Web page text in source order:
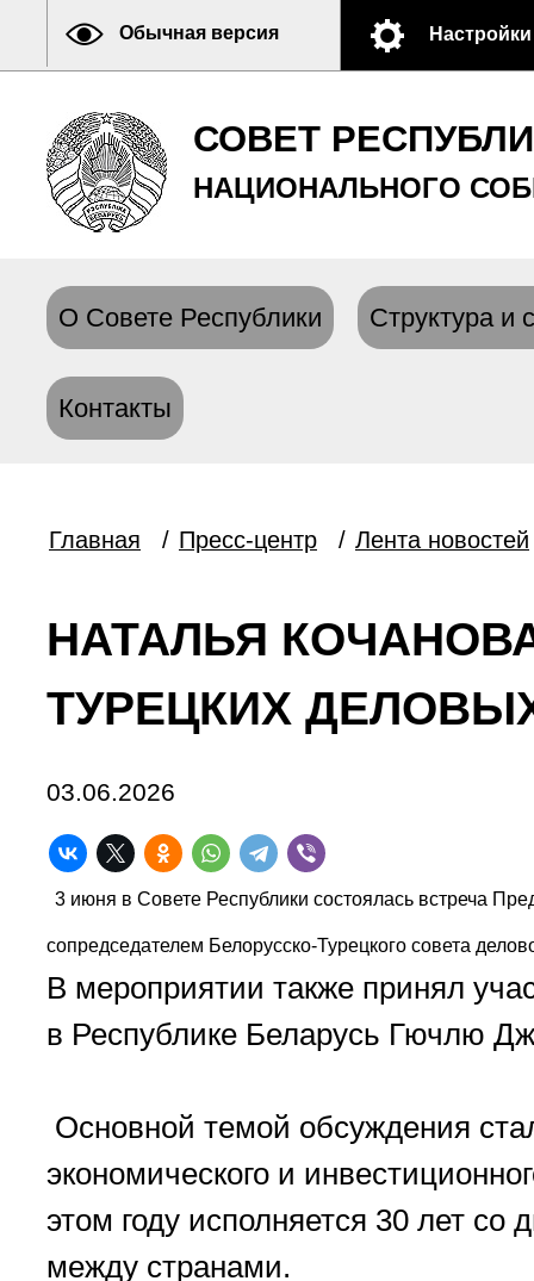
Обычная версия Настройки
СОВЕТ
НАЦИОНАЛЬНОГО
О Совете Республики Структура и
Контакты
Главная / Пресс-центр / Лента новостей
НАТАЛЬЯ
ТУРЕЦКИХ
03.06.2026
3 июня в Совете Республики состоялась встреча
сопредседателем Белорусско-Турецкого совета
В мероприятии также принял
в Республике Беларусь Гючлю
Основной темой обсуждения
экономического и
этом году исполняется 30 лет со
между странами.